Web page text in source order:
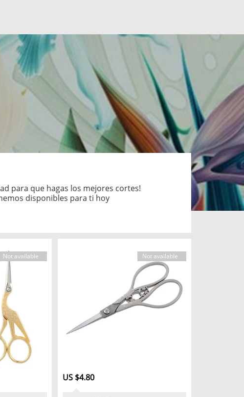
para que hagas los mejores cortes!
disponibles para ti hoy
Not available Not available
US $4.80